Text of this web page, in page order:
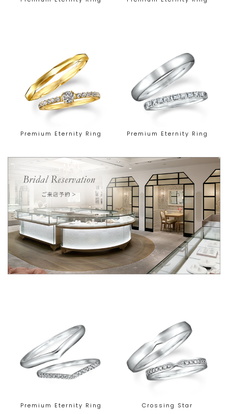
Premium Eternity Ring Premium Eternity Ring
Premium Eternity Ring Crossing Star